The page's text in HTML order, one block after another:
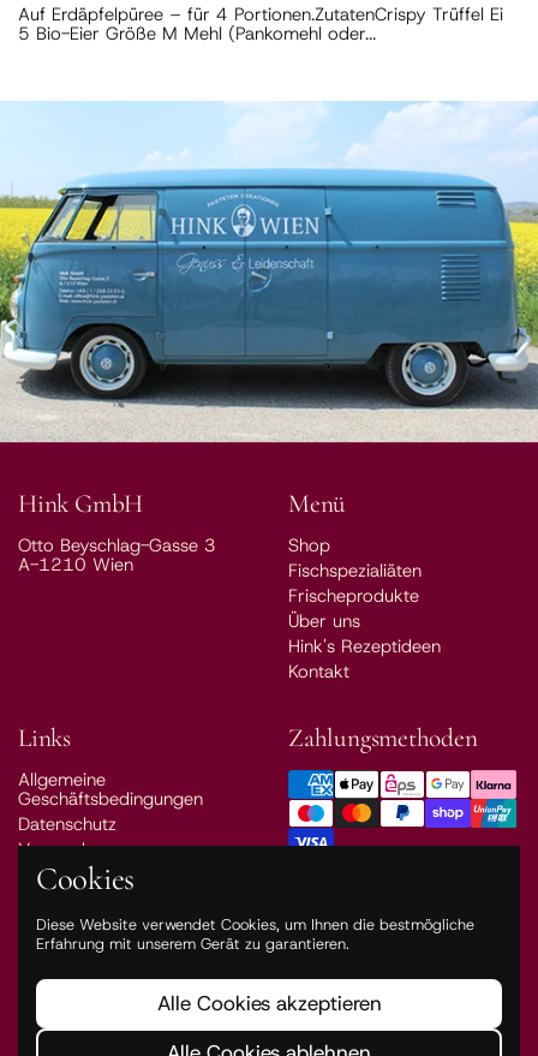
Auf Erdäpfelpüree – für 4 Portionen.ZutatenCrispy Trüffel Ei
5 Bio-Eier Größe M Mehl (Pankomehl oder...
Hink GmbH
Otto Beyschlag-Gasse 3
A-1210 Wien
Menü
Shop
Fischspezialiäten
Frischeprodukte
Über uns
Hink's Rezeptideen
Kontakt
Links
Allgemeine
Geschäftsbedingungen
Datenschutz
Versand
Impressum
Vertrag widerrufen
Zahlungsmethoden
Cookies
Diese Website verwendet Cookies, um Ihnen die bestmögliche
Erfahrung mit unserem Gerät zu garantieren.
Alle Cookies akzeptieren